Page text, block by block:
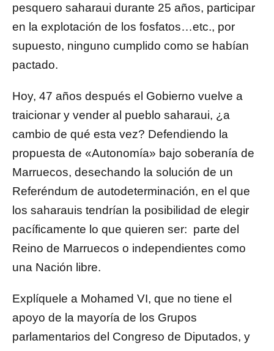
pesquero saharaui durante 25 años, participar
en la explotación de los fosfatos…etc., por
supuesto, ninguno cumplido como se habían
pactado.
Hoy, 47 años después el Gobierno vuelve a
traicionar y vender al pueblo saharaui, ¿a
cambio de qué esta vez? Defendiendo la
propuesta de «Autonomía» bajo soberanía de
Marruecos, desechando la solución de un
Referéndum de autodeterminación, en el que
los saharauis tendrían la posibilidad de elegir
pacíficamente lo que quieren ser: parte del
Reino de Marruecos o independientes como
una Nación libre.
Explíquele a Mohamed VI, que no tiene el
apoyo de la mayoría de los Grupos
parlamentarios del Congreso de Diputados, y